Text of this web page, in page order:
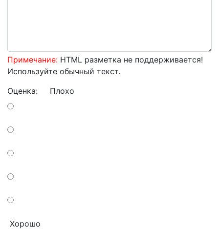
Примечание: HTML разметка не поддерживается!
Используйте обычный текст.
Оценка: Плохо
Хорошо